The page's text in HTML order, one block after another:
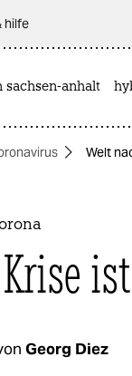
hilfe
sachsen-anhalt
Welt
Georg Diez